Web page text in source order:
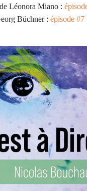
de Léonora Miano :
Büchner : épisode #7